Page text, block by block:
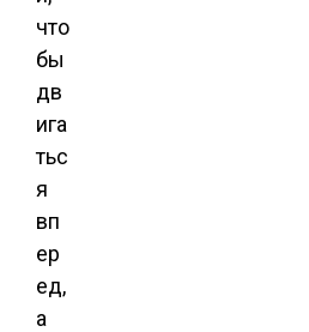
что
бы
дв
ига
тьс
я
вп
ер
ед,
а